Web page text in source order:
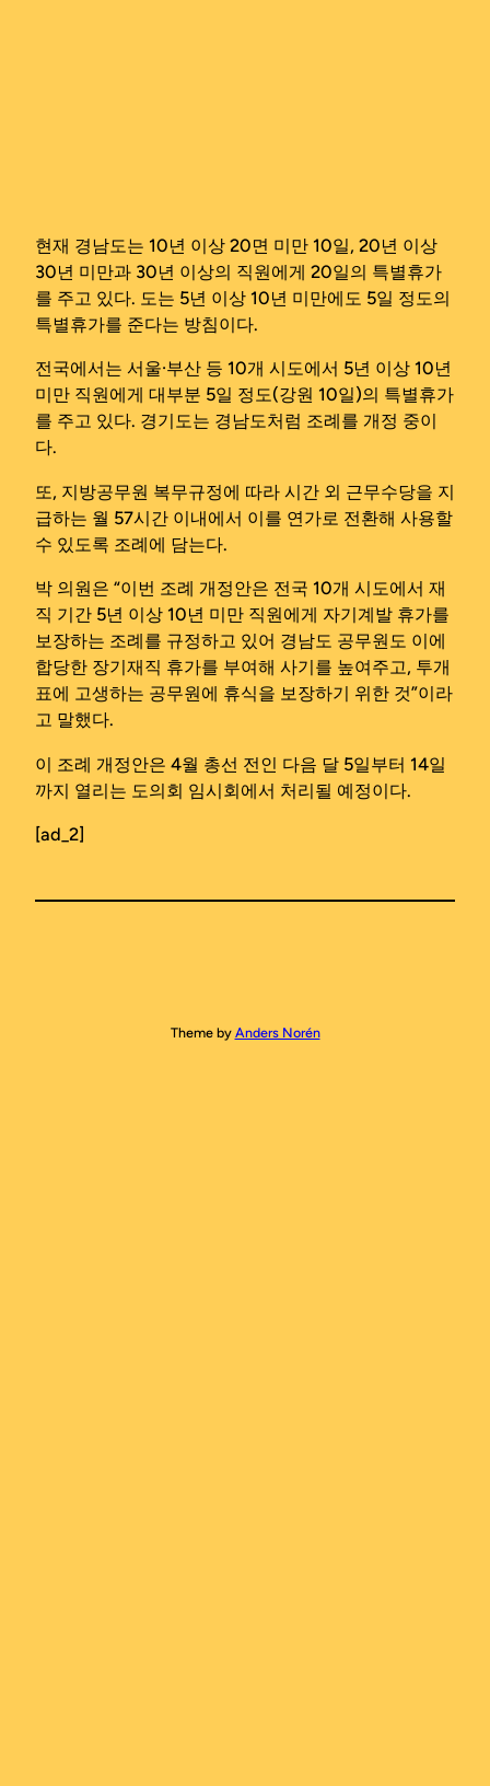
현재 경남도는 10년 이상 20면 미만 10일, 20년 이상
30년 미만과 30년 이상의 직원에게 20일의 특별휴가
를 주고 있다. 도는 5년 이상 10년 미만에도 5일 정도의
특별휴가를 준다는 방침이다.
전국에서는 서울·부산 등 10개 시도에서 5년 이상 10년
미만 직원에게 대부분 5일 정도(강원 10일)의 특별휴가
를 주고 있다. 경기도는 경남도처럼 조례를 개정 중이
다.
또, 지방공무원 복무규정에 따라 시간 외 근무수당을 지
급하는 월 57시간 이내에서 이를 연가로 전환해 사용할
수 있도록 조례에 담는다.
박 의원은 “이번 조례 개정안은 전국 10개 시도에서 재
직 기간 5년 이상 10년 미만 직원에게 자기계발 휴가를
보장하는 조례를 규정하고 있어 경남도 공무원도 이에
합당한 장기재직 휴가를 부여해 사기를 높여주고, 투개
표에 고생하는 공무원에 휴식을 보장하기 위한 것”이라
고 말했다.
이 조례 개정안은 4월 총선 전인 다음 달 5일부터 14일
까지 열리는 도의회 임시회에서 처리될 예정이다.
[ad_2]
Theme by Anders Norén